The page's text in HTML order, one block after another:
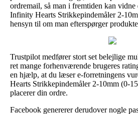
ordremail, så man i fremtiden kan
Infinity Hearts Strikkepindemåler 2-
hensyn til om man efterspørger
Trustpilot medfører stort set belejlige
ret mange forhenværende brugeres
en hjælp, at du læser e-forretningens
Hearts Strikkepindemåler 2-10mm (0-
placerer din ordre.
Facebook genererer derudover nogle